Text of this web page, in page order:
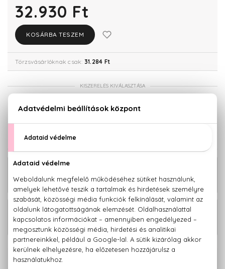
32.930 Ft
KOSÁRBA TESZEM
Törzsvásárlóknak csak: 31.284 Ft
KISZERELÉS KIVÁLASZTÁSA
Teszter 100 ml
Dior Homme Deo stift 75 ml 14.110 Ft
Dior Homme Parfum Mini 7,5 ml 14.060 Ft
100% eredeti termékek,